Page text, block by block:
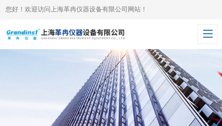
您好！欢迎访问上海革冉仪器设备有限公司网站！